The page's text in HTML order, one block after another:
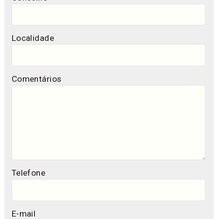
Localidade
Comentários
Telefone
E-mail